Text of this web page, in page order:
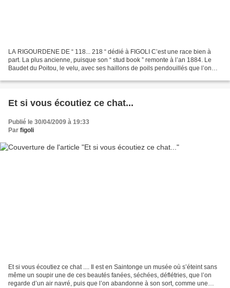
LA RIGOURDENE DE “ 118... 218 “ dédié à FIGOLI C’est une race bien à
part. La plus ancienne, puisque son “ stud book ” remonte à l’an 1884. Le
Baudet du Poitou, le velu, avec ses haillons de poils pendouillés que l’on
Et si vous écoutiez ce chat...
Publié le 30/04/2009 à 19:33
Par figoli
Et si vous écoutiez ce chat .... Il est en Saintonge un musée où s’éteint sans
même un soupir une de ces beautés fanées, séchées, déflétries, que l’on
regarde d’un air navré, puis que l’on abandonne à son sort, comme une